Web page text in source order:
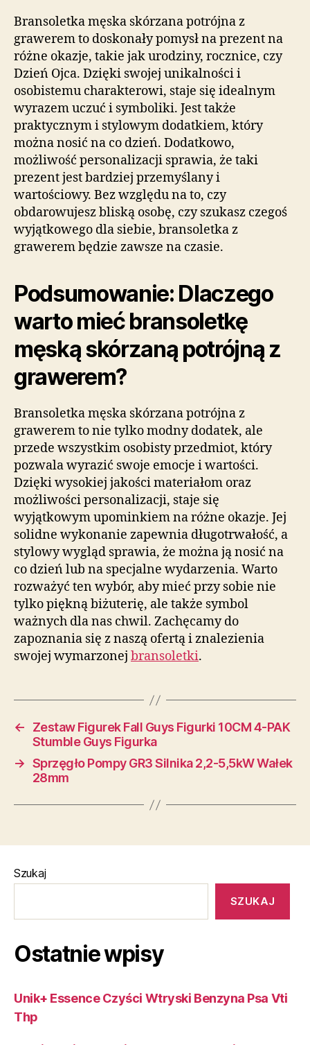
Bransoletka męska skórzana potrójna z
grawerem to doskonały pomysł na prezent na
różne okazje, takie jak urodziny, rocznice, czy
Dzień Ojca. Dzięki swojej unikalności i
osobistemu charakterowi, staje się idealnym
wyrazem uczuć i symboliki. Jest także
praktycznym i stylowym dodatkiem, który
można nosić na co dzień. Dodatkowo,
możliwość personalizacji sprawia, że taki
prezent jest bardziej przemyślany i
wartościowy. Bez względu na to, czy
obdarowujesz bliską osobę, czy szukasz czegoś
wyjątkowego dla siebie, bransoletka z
grawerem będzie zawsze na czasie.
Podsumowanie: Dlaczego
warto mieć bransoletkę
męską skórzaną potrójną z
grawerem?
Bransoletka męska skórzana potrójna z
grawerem to nie tylko modny dodatek, ale
przede wszystkim osobisty przedmiot, który
pozwala wyrazić swoje emocje i wartości.
Dzięki wysokiej jakości materiałom oraz
możliwości personalizacji, staje się
wyjątkowym upominkiem na różne okazje. Jej
solidne wykonanie zapewnia długotrwałość, a
stylowy wygląd sprawia, że można ją nosić na
co dzień lub na specjalne wydarzenia. Warto
rozważyć ten wybór, aby mieć przy sobie nie
tylko piękną biżuterię, ale także symbol
ważnych dla nas chwil. Zachęcamy do
zapoznania się z naszą ofertą i znalezienia
swojej wymarzonej bransoletki.
←
Zestaw Figurek Fall Guys Figurki 10CM 4-PAK
Stumble Guys Figurka
→ Sprzęgło Pompy GR3 Silnika 2,2-5,5kW Wałek
28mm
Szukaj
SZUKAJ
Ostatnie wpisy
Unik+ Essence Czyści Wtryski Benzyna Psa Vti
Thp